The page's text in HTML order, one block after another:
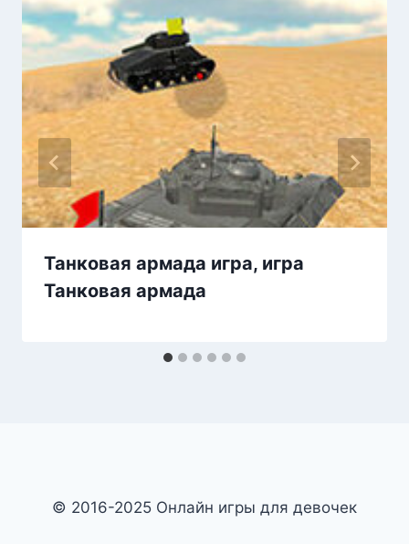
Танковая армада игра, игра
Танковая армада
© 2016-2025 Онлайн игры для девочек